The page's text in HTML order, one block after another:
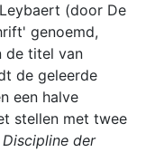
(door De
genoemd,
de titel van
de geleerde
een halve
stellen met twee
Discipline der